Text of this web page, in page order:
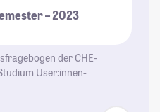
– 2023
der CHE-
User:innen-